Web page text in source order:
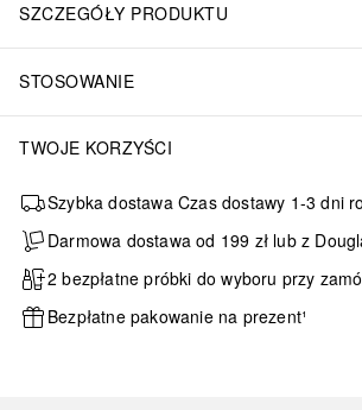
SZCZEGÓŁY PRODUKTU
STOSOWANIE
TWOJE KORZYŚCI
Szybka dostawa Czas dostawy 1-3 dni
Darmowa dostawa od 199 zł lub z
2 bezpłatne próbki do wyboru przy
Bezpłatne pakowanie na prezent¹